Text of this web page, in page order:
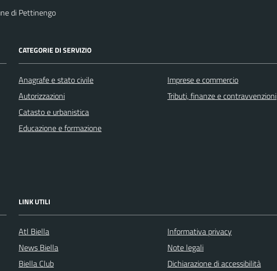
di Pettinengo
CATEGORIE DI SERVIZIO
Anagrafe e stato civile
Autorizzazioni
Catasto e urbanistica
Educazione e formazione
Imprese e commercio
Tributi, finanze e contravvenzioni
LINK UTILI
Atl Biella
News Biella
Biella Club
Informativa privacy
Note legali
Dichiarazione di accessibilità